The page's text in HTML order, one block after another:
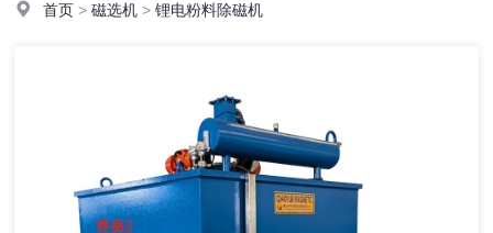
首页 >磁选机 >锂电粉料除磁机